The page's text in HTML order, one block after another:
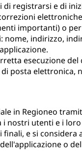
registrarsi e di
importanti) o
indirizzo,
esecuzione
posta
in Regioneo
utenti e i
e si
o